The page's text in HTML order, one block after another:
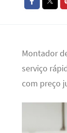
Montador
serviço
com preço